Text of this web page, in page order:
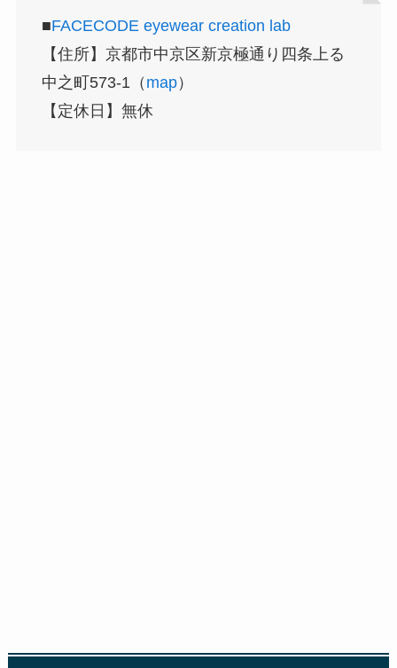
■FACECODE eyewear creation lab
【住所】京都市中京区新京極通り四条上る
中之町573-1（ map）
【定休日】無休